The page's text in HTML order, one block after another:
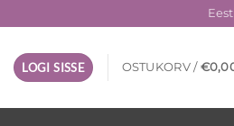
LOGI SISSE OSTUKORV / €